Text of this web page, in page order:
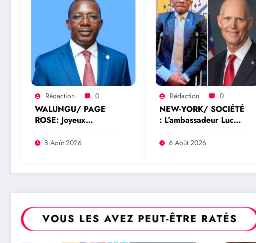
Rédaction 0
WALUNGU/ PAGE
ROSE: Joyeux
anniversaire de
naissance à
modèle de courage,
résilience
8 Août 2026
Rédaction 0
NEW-YORK/ SOCIÉTÉ
: L’ambassadeur Luc
Lusumba reçoit une
réponse du sénateur
programme Medicaid
6 Août 2026
VOUS LES AVEZ PEUT-ÊTRE RATÉS